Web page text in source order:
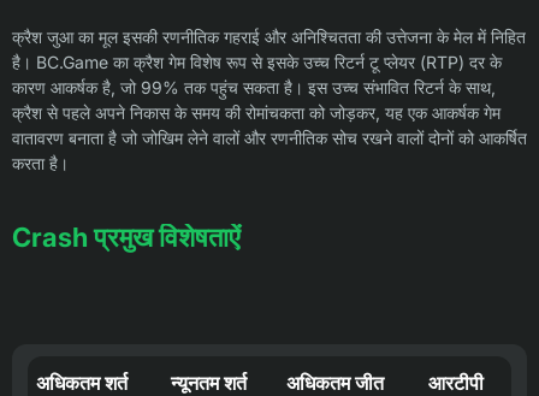
क्रैश जुआ का मूल इसकी रणनीतिक गहराई और अनिश्चितता की उत्तेजना के मेल में निहित
है। BC.Game का क्रैश गेम विशेष रूप से इसके उच्च रिटर्न टू प्लेयर (RTP) दर के
कारण आकर्षक है, जो 99% तक पहुंच सकता है। इस उच्च संभावित रिटर्न के साथ,
क्रैश से पहले अपने निकास के समय की रोमांचकता को जोड़कर, यह एक आकर्षक गेम
वातावरण बनाता है जो जोखिम लेने वालों और रणनीतिक सोच रखने वालों दोनों को आकर्षित
करता है।
Crash प्रमुख विशेषताऐं
अधिकतम शर्त न्यूनतम शर्त अधिकतम जीत आरटीपी